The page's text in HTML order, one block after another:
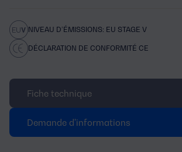
NIVEAU D’ÉMISSIONS: EU STAGE V
DÉCLARATION DE CONFORMITÉ CE
Fiche technique
Demande d'informations